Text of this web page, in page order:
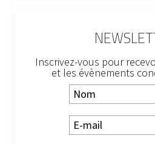
Inscrivez-vous pour
et les évènements